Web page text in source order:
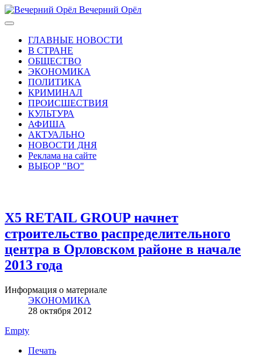
Вечерний Орёл
ГЛАВНЫЕ НОВОСТИ
В СТРАНЕ
ОБЩЕСТВО
ЭКОНОМИКА
ПОЛИТИКА
КРИМИНАЛ
ПРОИСШЕСТВИЯ
КУЛЬТУРА
АФИША
АКТУАЛЬНО
НОВОСТИ ДНЯ
Реклама на сайте
ВЫБОР "ВО"
X5 RETAIL GROUP начнет
строительство распределительного
центра в Орловском районе в начале
2013 года
Информация о материале
ЭКОНОМИКА
28 октября 2012
Empty
Печать